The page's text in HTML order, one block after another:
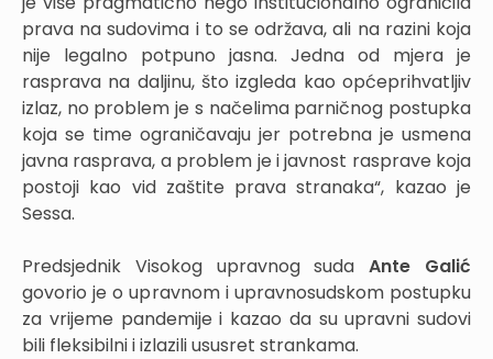
prava na sudovima i to se održava, ali na razini koja
nije legalno potpuno jasna. Jedna od mjera je
rasprava na daljinu, što izgleda kao općeprihvatljiv
izlaz, no problem je s načelima parničnog postupka
koja se time ograničavaju jer potrebna je usmena
javna rasprava, a problem je i javnost rasprave koja
postoji kao vid zaštite prava stranaka“, kazao je
Sessa.
Predsjednik Visokog upravnog sudaAnte Galić
govorio je o upravnom i upravnosudskom postupku
za vrijeme pandemije i kazao da su upravni sudovi
bili fleksibilni i izlazili ususret strankama.